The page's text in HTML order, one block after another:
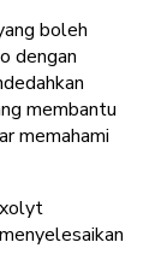
boleh
dengan
membantu
memahami